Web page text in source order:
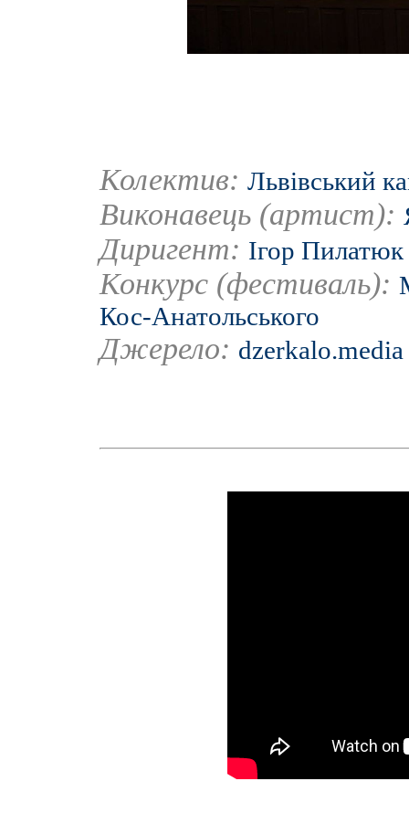
Колектив: Львівський
Виконавець (артист):
Диригент: Ігор Пилатюк
Конкурс (фестиваль):
Кос-Анатольського
Джерело: dzerkalo.media